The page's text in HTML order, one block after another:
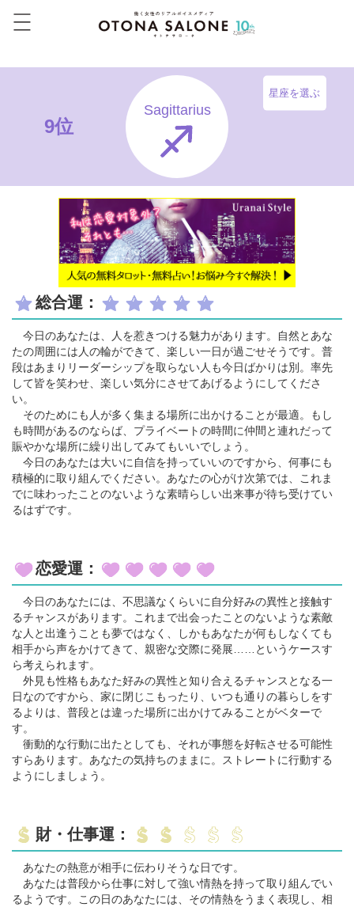
9位
Sagittarius
星座を選ぶ
総合運：
今日のあなたは、人を惹きつける魅力があります。自然とあな
たの周囲には人の輪ができて、楽しい一日が過ごせそうです。普
段はあまりリーダーシップを取らない人も今日ばかりは別。率先
して皆を笑わせ、楽しい気分にさせてあげるようにしてくださ
い。
そのためにも人が多く集まる場所に出かけることが最適。もし
も時間があるのならば、プライベートの時間に仲間と連れだって
賑やかな場所に繰り出してみてもいいでしょう。
今日のあなたは大いに自信を持っていいのですから、何事にも
積極的に取り組んでください。あなたの心がけ次第では、これま
でに味わったことのないような素晴らしい出来事が待ち受けてい
るはずです。
恋愛運：
今日のあなたには、不思議なくらいに自分好みの異性と接触す
るチャンスがあります。これまで出会ったことのないような素敵
な人と出逢うことも夢ではなく、しかもあなたが何もしなくても
相手から声をかけてきて、親密な交際に発展……というケースす
ら考えられます。
外見も性格もあなた好みの異性と知り合えるチャンスとなる一
日なのですから、家に閉じこもったり、いつも通りの暮らしをす
るよりは、普段とは違った場所に出かけてみることがベターで
す。
衝動的な行動に出たとしても、それが事態を好転させる可能性
すらあります。あなたの気持ちのままに。ストレートに行動する
ようにしましょう。
財・仕事運：
あなたの熱意が相手に伝わりそうな日です。
あなたは普段から仕事に対して強い情熱を持って取り組んでい
るようです。この日のあなたには、その情熱をうまく表現し、相